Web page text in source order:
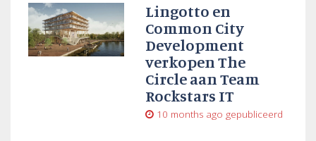
Lingotto en
Common City
Development
verkopen The
Circle aan Team
Rockstars IT
10 months ago gepubliceerd